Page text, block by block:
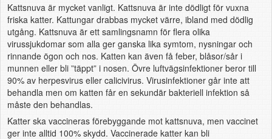
Kattsnuva är mycket vanligt. Kattsnuva är inte dödligt för vuxna
friska katter. Kattungar drabbas mycket värre, ibland med dödlig
utgång. Kattsnuva är ett samlingsnamn för flera olika
virussjukdomar som alla ger ganska lika symtom, nysningar och
rinnande ögon och nos. Katten kan även få feber, blåsor/sår i
munnen eller bli ”täppt” i nosen. Övre luftvägsinfektioner beror till
90% av herpesvirus eller calicivirus. Virusinfektioner går inte att
behandla men om katten får en sekundär bakteriell infektion så
måste den behandlas.
Katter ska vaccineras förebyggande mot kattsnuva, men vaccinet
ger inte alltid 100% skydd. Vaccinerade katter kan bli